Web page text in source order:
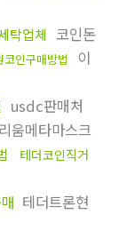
탁업체 코인돈
인구매방법
이
usdc판매처
움메타마스크
테더코인직거
테더트론현